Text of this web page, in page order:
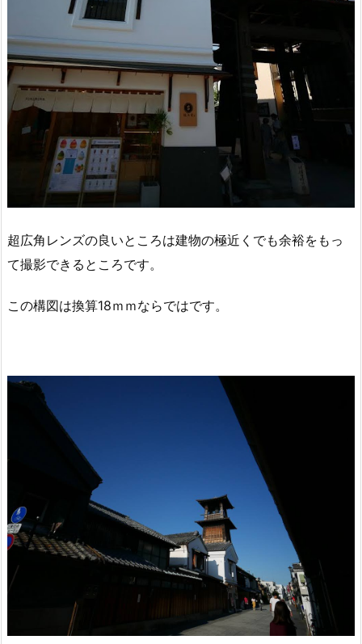
超広角レンズの良いところは建物の極近くでも余裕をもっ
て撮影できるところです。
この構図は換算18ｍｍならではです。